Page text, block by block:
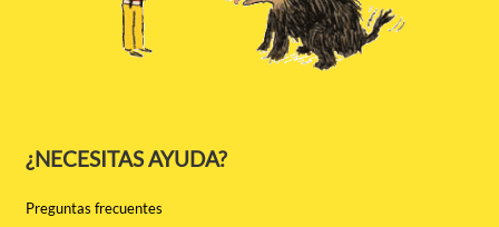
¿NECESITAS AYUDA?
Preguntas frecuentes